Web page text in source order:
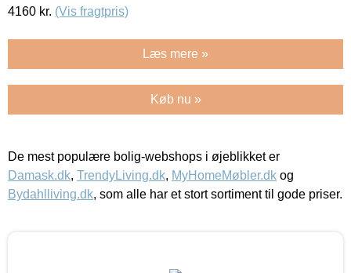
4160 kr. (Vis fragtpris)
Læs mere »
Køb nu »
De mest populære bolig-webshops i øjeblikket er
Damask.dk, TrendyLiving.dk, MyHomeMøbler.dk og
Bydahlliving.dk, som alle har et stort sortiment til gode priser.